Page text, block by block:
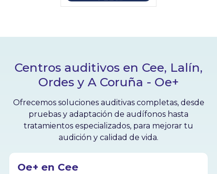
Centros auditivos en Cee, Lalín,
Ordes y A Coruña - Oe+
Ofrecemos soluciones auditivas completas, desde
pruebas y adaptación de audífonos hasta
tratamientos especializados, para mejorar tu
audición y calidad de vida.
Oe+ en Cee